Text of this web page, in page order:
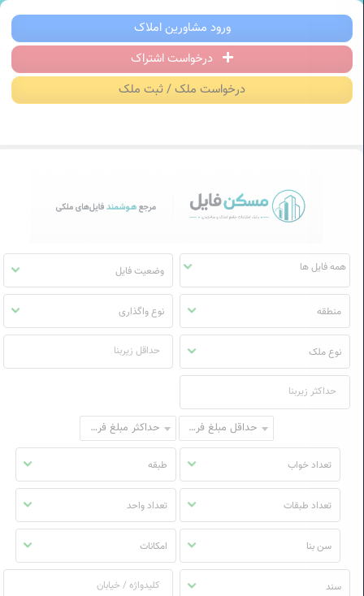
مسکن فایل | خرید، فروش، رهن و اجاره
ورود مشاورین املاک
درخواست اشتراک
درخواست ملک / ثبت ملک
مسکن
فایل
وضعیت فایل
منطقه نوع واگذاری
نوع ملک
حداقل مبلغ فروش حداکثر مبلغ فروش
تعداد خواب طبقه
تعداد طبقات تعداد واحد
سن بنا امکانات
سند